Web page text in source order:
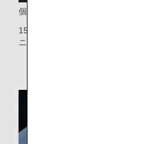
個人用シートモニター
15.6インチのクラス世界最大タッチパ
ニター（1列目は11.6インチ）